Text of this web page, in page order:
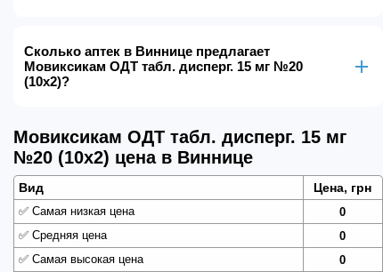
Сколько аптек в Виннице предлагает
Мовиксикам ОДТ табл. дисперг. 15 мг №20
(10х2)?
Мовиксикам ОДТ табл. дисперг. 15 мг
№20 (10х2) цена в Виннице
Вид Цена, грн
✅ Самая низкая цена
0
✅ Средняя цена
0
✅ Самая высокая цена
0